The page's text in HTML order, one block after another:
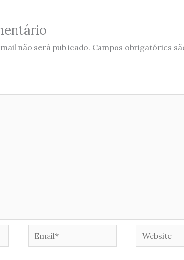
não será publicado. Campos obrigatórios
Website